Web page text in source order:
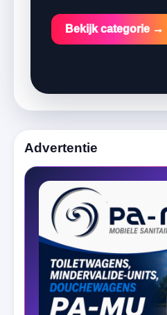
Bekijk categorie →
Advertentie